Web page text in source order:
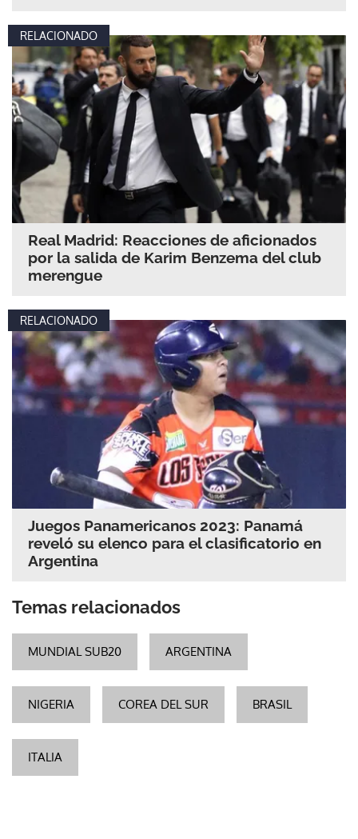
RELACIONADO
Real Madrid: Reacciones de aficionados
por la salida de Karim Benzema del club
merengue
RELACIONADO
Juegos Panamericanos 2023: Panamá
reveló su elenco para el clasificatorio en
Argentina
Temas relacionados
MUNDIAL SUB20 ARGENTINA
NIGERIA COREA DEL SUR BRASIL
ITALIA